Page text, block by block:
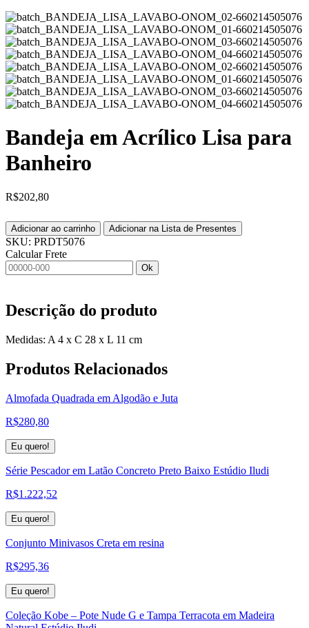
Bandeja em Acrílico Lisa para
Banheiro
R$202,80
Adicionar ao carrinho Adicionar na Lista de Presentes
SKU: PRDT5076
Calcular Frete
Ok
Descrição do produto
Medidas: A 4 x C 28 x L 11 cm
Produtos Relacionados
Almofada Quadrada em Algodão e Juta
R$280,80
Eu quero!
Série Pescador em Latão Concreto Preto Baixo Estúdio Iludi
R$1.222,52
Eu quero!
Conjunto Minivasos Creta em resina
R$295,36
Eu quero!
Coleção Kobe – Pote Nude G e Tampa Terracota em Madeira